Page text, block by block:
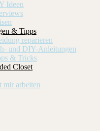
Ideen
& Tipps
reparieren
und DIY-Anleitungen
& Tricks
Closet
mir arbeiten